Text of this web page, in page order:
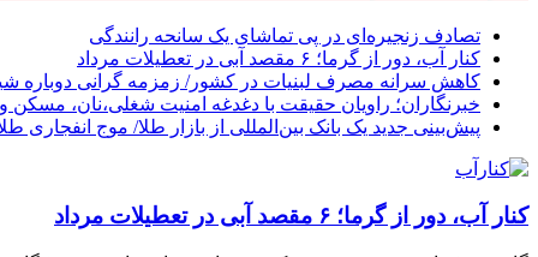
تصادف زنجیره‌ای در پی تماشای یک سانحه رانندگی
کنار آب، دور از گرما؛ ۶ مقصد آبی در تعطیلات مرداد
کاهش سرانه مصرف لبنیات در کشور/ زمزمه گرانی دوباره
خبرنگاران؛ راویان حقیقت با دغدغه امنیت شغلی،نان، مسکن و
پیش‌بینی جدید یک بانک بین‌المللی از بازار طلا/ موج انفجاری
کنار آب، دور از گرما؛ ۶ مقصد آبی در تعطیلات مرداد